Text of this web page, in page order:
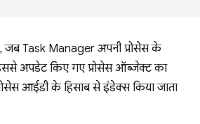
जब Task Manager अपनी प्रोसेस के
अपडेट किए गए प्रोसेस ऑब्जेक्ट का
आईडी के हिसाब से इंडेक्स किया जाता